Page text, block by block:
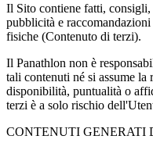
Il Sito contiene fatti,
pubblicità e
fisiche (Contenuto di terzi).
Il Panathlon non è
tali contenuti né si assume la
disponibilità, puntualità o
terzi è a solo rischio
CONTENUTI GENERATI